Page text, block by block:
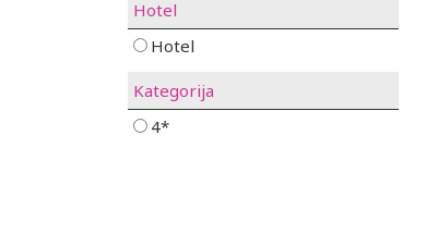
Hotel
Hotel
Kategorija
4*